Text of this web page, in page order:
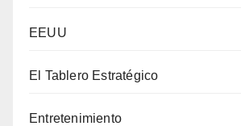
EEUU
El Tablero Estratégico
Entretenimiento